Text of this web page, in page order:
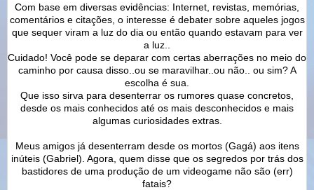
Com base em diversas evidências: Internet, revistas, memórias,
comentários e citações, o interesse é debater sobre aqueles jogos
que sequer viram a luz do dia ou então quando estavam para ver
a luz..
Cuidado! Você pode se deparar com certas aberrações no meio do
caminho por causa disso..ou se maravilhar..ou não.. ou sim? A
escolha é sua.
Que isso sirva para desenterrar os rumores quase concretos,
desde os mais conhecidos até os mais desconhecidos e mais
algumas curiosidades extras.
Meus amigos já desenterram desde os mortos (Gagá) aos itens
inúteis (Gabriel). Agora, quem disse que os segredos por trás dos
bastidores de uma produção de um videogame não são (err)
fatais?